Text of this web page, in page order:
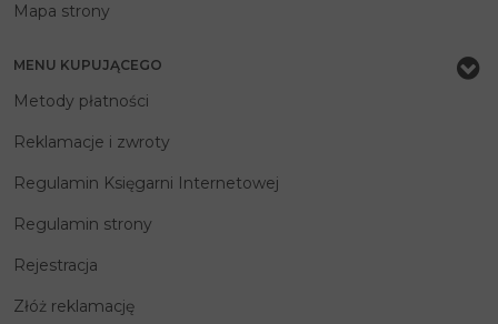
Mapa strony
MENU KUPUJĄCEGO
Metody płatności
Reklamacje i zwroty
Regulamin Księgarni Internetowej
Regulamin strony
Rejestracja
Złóż reklamację